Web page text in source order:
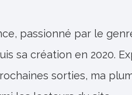
passionné par le
sa création en 2020.
sorties, ma